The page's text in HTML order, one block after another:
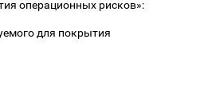
операционных рисков»:
для покрытия